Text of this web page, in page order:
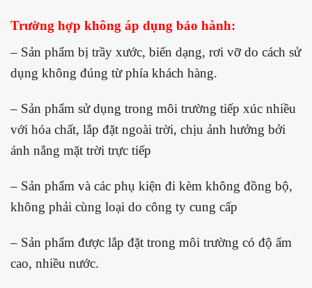
Trường hợp không áp dụng bảo hành:
– Sản phẩm bị trầy xước, biến dạng, rơi vỡ do cách sử
dụng không đúng từ phía khách hàng.
– Sản phẩm sử dụng trong môi trường tiếp xúc nhiều
với hóa chất, lắp đặt ngoài trời, chịu ảnh hưởng bởi
ánh nắng mặt trời trực tiếp
– Sản phẩm và các phụ kiện đi kèm không đồng bộ,
không phải cùng loại do công ty cung cấp
– Sản phẩm được lắp đặt trong môi trường có độ ẩm
cao, nhiều nước.